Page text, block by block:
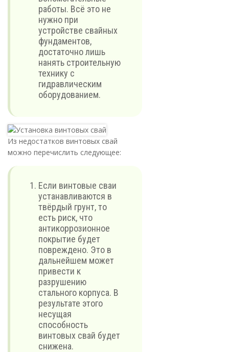
работы. Всё это не
нужно при
устройстве свайных
фундаментов,
достаточно лишь
нанять строительную
технику с
гидравлическим
оборудованием.
Из недостатков винтовых свай
можно перечислить следующее:
Если винтовые сваи
устанавливаются в
твёрдый грунт, то
есть риск, что
антикоррозионное
покрытие будет
повреждено. Это в
дальнейшем может
привести к
разрушению
стального корпуса. В
результате этого
несущая
способность
винтовых свай будет
снижена.